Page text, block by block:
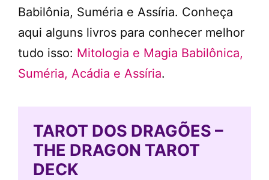
Babilônia, Suméria e Assíria. Conheça
aqui alguns livros para conhecer melhor
tudo isso: Mitologia e Magia Babilônica,
Suméria, Acádia e Assíria.
TAROT DOS DRAGÕES –
THE DRAGON TAROT
DECK